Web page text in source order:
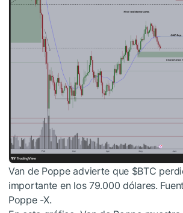
Van de Poppe advierte que $BTC
importante en los 79.000 dólares.
Poppe -X.